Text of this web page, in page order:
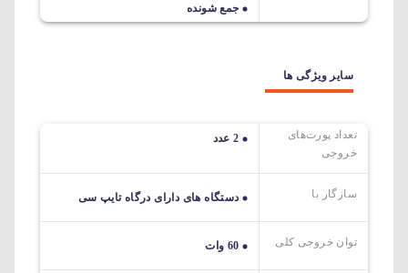
جمع شونده
سایر ویژگی ها
تعداد پورت‌های
خروجی
2 عدد
سازگار با دستگاه های دارای درگاه تایپ سی
توان خروجی کلی 60 وات